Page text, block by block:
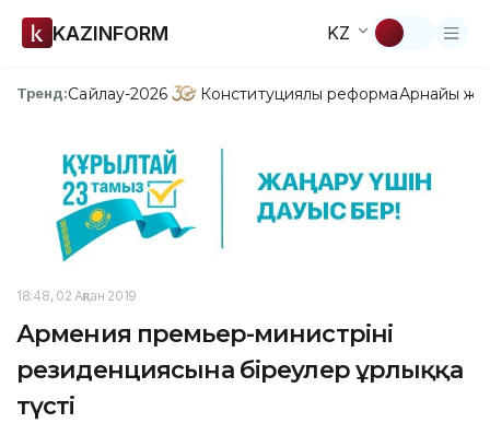
KAZINFORM KZ
Тренд:Сайлау-2026 Конституциялық реформаАрнайы
18:48, 02 Ақпан 2019
Армения премьер-министрінің
резиденциясына біреулер ұрлыққа
түсті